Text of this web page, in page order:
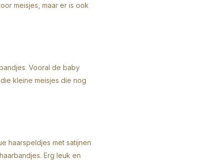
meisjes, maar er is ook
. Vooral de baby
kleine meisjes die nog
haarspeldjes met satijnen
Erg leuk en